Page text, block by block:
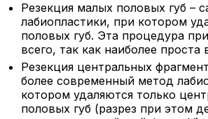
Резекция малых половых губ –
лабиопластики, при котором
половых губ. Эта процедура
всего, так как наиболее проста
Резекция центральных
более современный метод
котором удаляются только
половых губ (разрез при этом